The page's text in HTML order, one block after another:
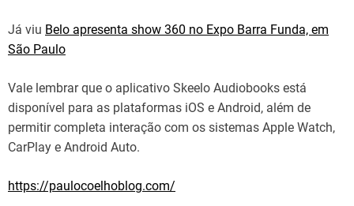
Já viu Belo apresenta show 360 no Expo Barra Funda, em
São Paulo
Vale lembrar que o aplicativo Skeelo Audiobooks está
disponível para as plataformas iOS e Android, além de
permitir completa interação com os sistemas Apple Watch,
CarPlay e Android Auto.
https://paulocoelhoblog.com/